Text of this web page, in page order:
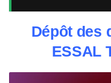
Dépôt des
ESSAL